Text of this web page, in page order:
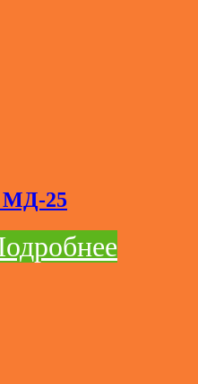
МД-25